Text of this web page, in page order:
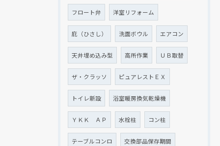
フロート弁 洋室リフォーム
庇（ひさし） 洗面ボウル エアコン
天井埋め込み型 高所作業 ＵＢ取替
ザ・クラッソ ピュアレストＥＸ
トイレ新設 浴室暖房換気乾燥機
ＹＫＫ ＡＰ 水栓柱 コン柱
テーブルコンロ 交換部品保存期間